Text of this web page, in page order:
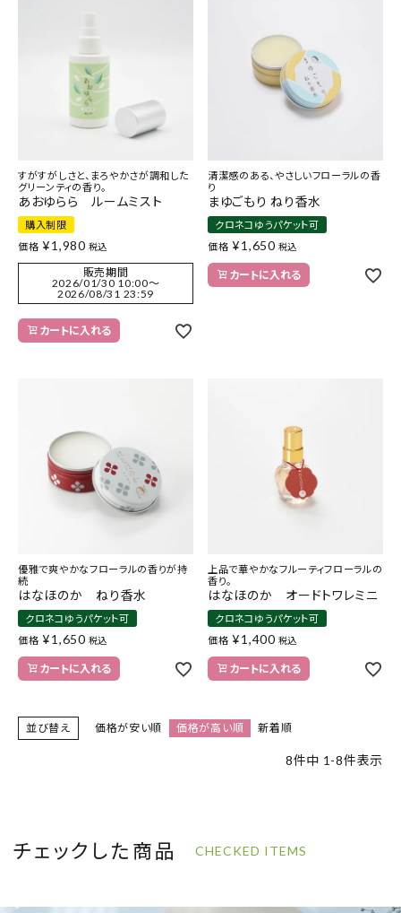
すがすがしさと、まろやかさが調和した
グリーンティの香り。
あおゆらら ルームミスト
購入制限
価格 ¥1,980 税込
販売期間
2026/01/30 10:00〜
2026/08/31 23:59
カートに入れる
清潔感のある、やさしいフローラルの香
り
まゆごもり ねり香水
クロネコゆうパケット可
価格 ¥1,650 税込
カートに入れる
優雅で爽やかなフローラルの香りが持
続
はなほのか ねり香水
クロネコゆうパケット可
価格 ¥1,650 税込
カートに入れる
上品で華やかなフルーティフローラルの
香り。
はなほのか オードトワレミニ
クロネコゆうパケット可
価格 ¥1,400 税込
カートに入れる
並び替え 価格が安い順 価格が高い順 新着順
8件中 1 -8件表示
チェックした商品 CHECKED ITEMS